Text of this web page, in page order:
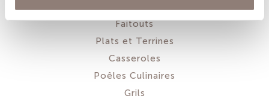
Faitouts
Plats et Terrines
Casseroles
Poêles Culinaires
Grils